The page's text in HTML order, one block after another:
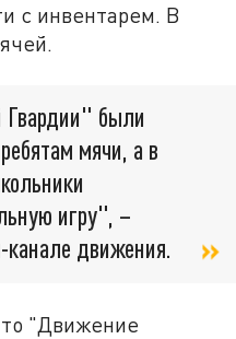
с инвентарем. В
были
мячи, а в
игру", –
канале движения.
"Движение